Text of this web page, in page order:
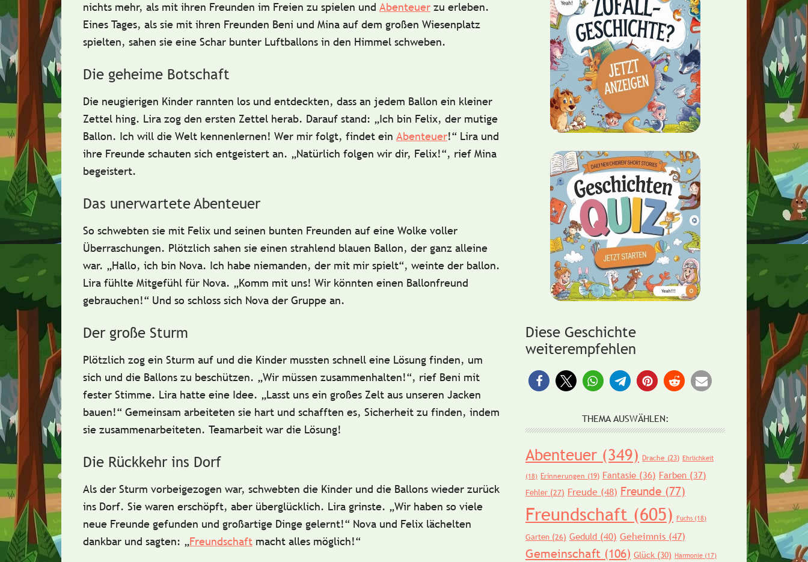
nichts mehr, als mit ihren Freunden im Freien zu spielen und Abenteuer zu erleben.
Eines Tages, als sie mit ihren Freunden Beni und Mina auf dem großen Wiesenplatz
spielten, sahen sie eine Schar bunter Luftballons in den Himmel schweben.
Die geheime Botschaft
Die neugierigen Kinder rannten los und entdeckten, dass an jedem Ballon ein kleiner
Zettel hing. Lira zog den ersten Zettel herab. Darauf stand: „Ich bin Felix, der mutige
Ballon. Ich will die Welt kennenlernen! Wer mir folgt, findet ein Abenteuer!“ Lira und
ihre Freunde schauten sich entgeistert an. „Natürlich folgen wir dir, Felix!“, rief Mina
begeistert.
Das unerwartete Abenteuer
So schwebten sie mit Felix und seinen bunten Freunden auf eine Wolke voller
Überraschungen. Plötzlich sahen sie einen strahlend blauen Ballon, der ganz alleine
war. „Hallo, ich bin Nova. Ich habe niemanden, der mit mir spielt“, weinte der ballon.
Lira fühlte Mitgefühl für Nova. „Komm mit uns! Wir könnten einen Ballonfreund
gebrauchen!“ Und so schloss sich Nova der Gruppe an.
Der große Sturm
Plötzlich zog ein Sturm auf und die Kinder mussten schnell eine Lösung finden, um
sich und die Ballons zu beschützen. „Wir müssen zusammenhalten!“, rief Beni mit
fester Stimme. Lira hatte eine Idee. „Lasst uns ein großes Zelt aus unseren Jacken
bauen!“ Gemeinsam arbeiteten sie hart und schafften es, Sicherheit zu finden, indem
sie zusammenarbeiteten. Teamarbeit war die Lösung!
Die Rückkehr ins Dorf
Als der Sturm vorbeigezogen war, schwebten die Kinder und die Ballons wieder zurück
ins Dorf. Sie waren erschöpft, aber überglücklich. Lira grinste. „Wir haben so viele
neue Freunde gefunden und großartige Dinge gelernt!“ Nova und Felix lächelten
dankbar und sagten: „Freundschaft macht alles möglich!“
Diese Geschichte
weiterempfehlen
THEMA AUSWÄHLEN:
Abenteuer (349) Drache (23) Ehrlichkeit
(18) Erinnerungen (19) Fantasie (36) Farben (37)
Fehler (27) Freude (48) Freunde (77)
Freundschaft (605) Fuchs (18)
Garten (26) Geduld (40) Geheimnis (47)
Gemeinschaft (106) Glück (30) Harmonie (17)